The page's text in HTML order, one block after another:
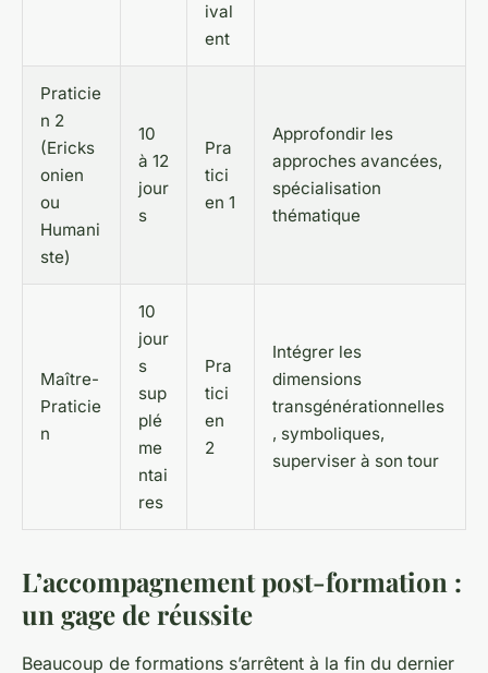
ival
ent
Praticie
n 2
(Ericks
onien
ou
Humani
ste)
10
à 12
jour
s
Pra
tici
en 1
Approfondir les
approches avancées,
spécialisation
thématique
Maître-
Praticie
n
10
jour
s
sup
plé
me
ntai
res
Pra
tici
en
2
Intégrer les
dimensions
transgénérationnelles
, symboliques,
superviser à son tour
L’accompagnement post-formation :
un gage de réussite
Beaucoup de formations s’arrêtent à la fin du dernier